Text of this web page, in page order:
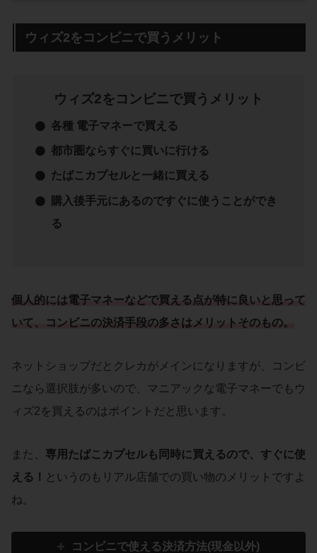
ウィズ2をコンビニで買うメリット
ウィズ2をコンビニで買うメリット
各種 電子マネーで買える
都市圏ならすぐに買いに行ける
たばこカプセルと一緒に買える
購入後手元にあるのですぐに使うことができ
る
個人的には電子マネーなどで買える点が特に良いと思って
いて、コンビニの決済手段の多さはメリットそのもの。
ネットショップだとクレカがメインになりますが、コンビ
ニなら選択肢が多いので、マニアックな電子マネーでもウ
ィズ2を買えるのはポイントだと思います。
また、 専用たばこカプセルも同時に買えるので、すぐに使
える！
というのもリアル店舗での買い物のメリットですよ
ね。
コンビニで使える決済方法(現金以外)